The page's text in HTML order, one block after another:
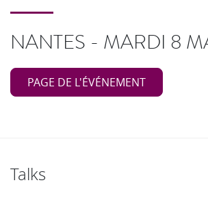
NANTES - MARDI 8
PAGE DE L'ÉVÉNEMENT
Talks